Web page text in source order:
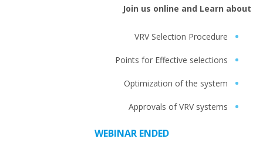
Join us online and Learn about
VRV Selection Procedure
Points for Effective selections
Optimization of the system
Approvals of VRV systems
WEBINAR ENDED